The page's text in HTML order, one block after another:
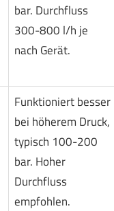
bar. Durchfluss
300-800 l/h je
nach Gerät.
Funktioniert besser
bei höherem Druck,
typisch 100-200
bar. Hoher
Durchfluss
empfohlen.